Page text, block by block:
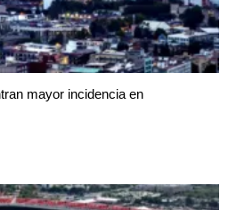
mayor incidencia en